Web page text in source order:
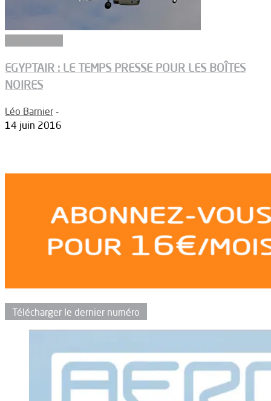
EGYPTAIR : LE TEMPS PRESSE POUR LES BOÎTES
NOIRES
Léo Barnier -
14 juin 2016
Télécharger le dernier numéro